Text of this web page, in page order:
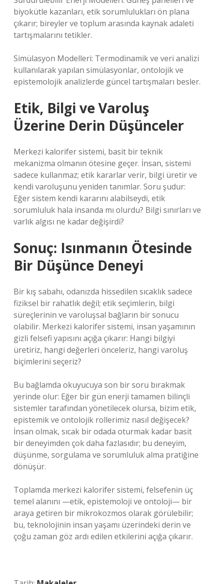
biyokütle kazanları, etik sorumlulukları ön plana
çıkarır; bireyler ve toplum arasında kaynak adaleti
tartışmalarını tetikler.
Simülasyon Modelleri: Termodinamik ve veri analizi
kullanılarak yapılan simülasyonlar, ontolojik ve
epistemolojik analizlerde güncel tartışmaları besler.
Etik, Bilgi ve Varoluş
Üzerine Derin Düşünceler
Merkezi kalorifer sistemi, basit bir teknik
mekanizma olmanın ötesine geçer. İnsan, sistemi
sadece kullanmaz; etik kararlar verir, bilgi üretir ve
kendi varoluşunu yeniden tanımlar. Soru şudur:
Eğer sistem kendi kararını alabilseydi, etik
sorumluluk hala insanda mı olurdu? Bilgi sınırları ve
varlık algısı ne kadar değişirdi?
Sonuç: Isınmanın Ötesinde
Bir Düşünce Deneyi
Bir kış sabahı, odanızda hissedilen sıcaklık sadece
fiziksel bir rahatlık değil; etik seçimlerin, bilgi
süreçlerinin ve varoluşsal bağların bir sonucu
olabilir. Merkezi kalorifer sistemi, insan yaşamının
gizli felsefi yapısını açığa çıkarır: Hangi bilgiyi
üretiriz, hangi değerleri önceleriz, hangi varoluş
biçimlerini seçeriz?
Bu bağlamda okuyucuya son bir soru bırakmak
yerinde olur: Eğer bir gün enerji tamamen bilinçli
sistemler tarafından yönetilecek olursa, bizim etik,
epistemik ve ontolojik rollerimiz nasıl değişecek?
İnsan olmak, sıcak bir odada oturmak kadar basit
bir deneyimden çok daha fazlasıdır; bu deneyim,
düşünme, sorgulama ve sorumluluk alma pratiğine
dönüşür.
Toplamda merkezi kalorifer sistemi, felsefenin üç
temel alanını —etik, epistemoloji ve ontoloji— bir
araya getiren bir mikrokozmos olarak görülebilir;
bu, teknolojinin insan yaşamı üzerindeki derin ve
çoğu zaman göz ardı edilen etkilerini açığa çıkarır.